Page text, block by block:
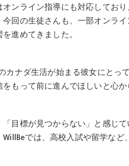
オンライン指導にも対応してお
回の生徒さんも、一部オンラ
進めてきました。
カナダ生活が始まる彼女にと
もって前に進んでほしいと心か
「目標が見つからない」と感じ
では、高校入試や留学な